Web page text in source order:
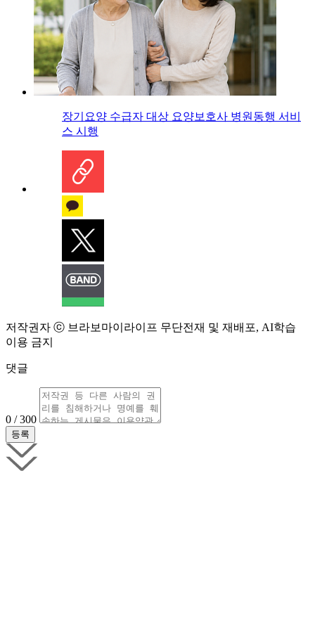
장기요양 수급자 대상 요양보호사 병원동행 서비
스 시행
저작권자 ⓒ 브라보마이라이프 무단전재 및 재배포, AI학습
이용 금지
댓글
0 / 300